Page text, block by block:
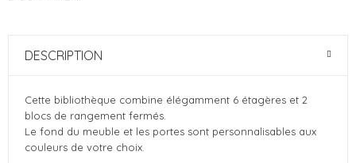
DESCRIPTION
Cette bibliothèque combine élégamment 6 étagères et 2
blocs de rangement fermés.
Le fond du meuble et les portes sont personnalisables aux
couleurs de votre choix.